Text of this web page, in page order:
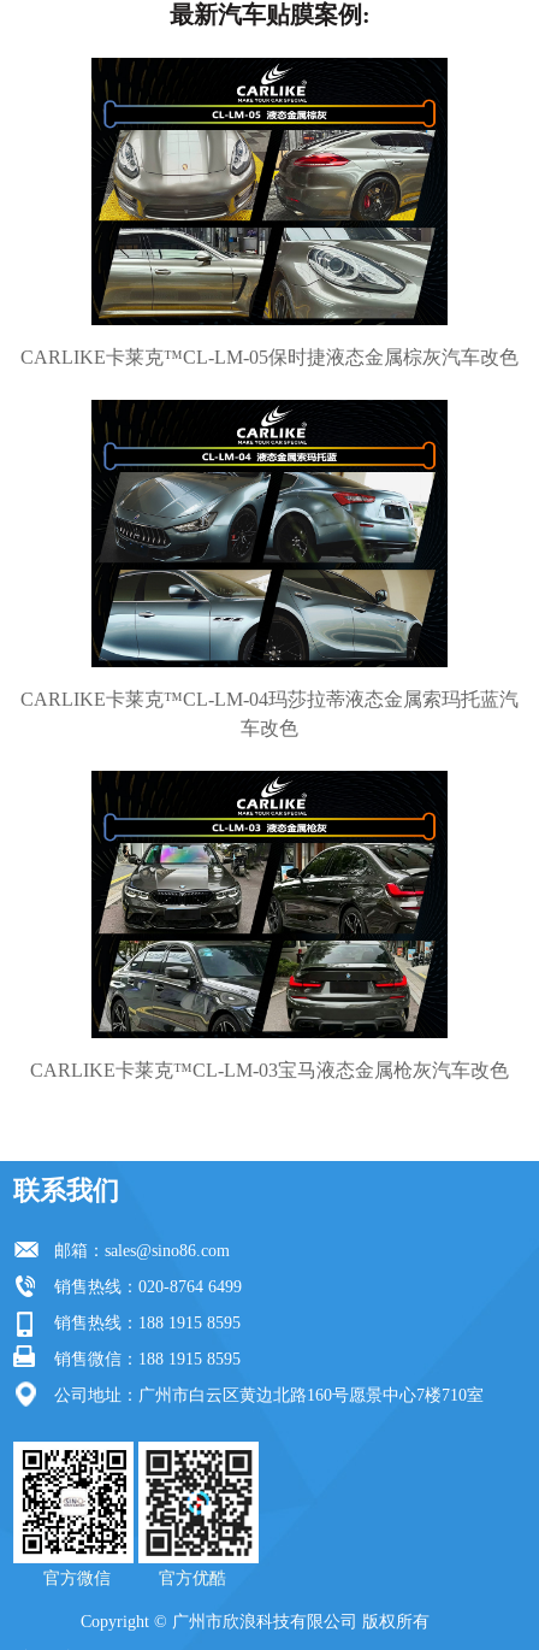
最新汽车贴膜案例:
CARLIKE卡莱克™CL-LM-05保时捷液态金属棕灰汽车改色
CARLIKE卡莱克™CL-LM-04玛莎拉蒂液态金属索玛托蓝汽
车改色
CARLIKE卡莱克™CL-LM-03宝马液态金属枪灰汽车改色
联系我们
邮箱：sales@sino86.com
销售热线：020-8764 6499
销售热线：188 1915 8595
销售微信：188 1915 8595
公司地址：广州市白云区黄边北路160号愿景中心7楼710室
官方微信 官方优酷
Copyright © 广州市欣浪科技有限公司 版权所有